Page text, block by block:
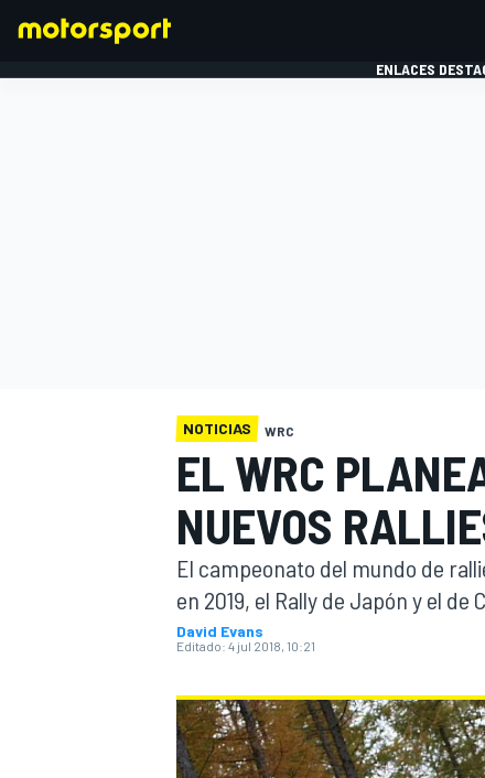
ENLACES
NOTICIAS WRC
EL WRC
NUEVOS
El campeonato del mundo de
en 2019, el Rally de Japón y el de
David Evans
Editado: 4 jul 2018, 10:21